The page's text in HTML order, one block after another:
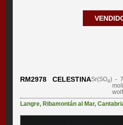
RM2978 CELESTINASr(SO4) -
Langre, Ribamontán al Mar,